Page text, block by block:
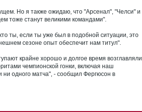
Но я также ожидаю, что "Арсенал", "Челси" и
тоже станут великими командами".
ты, если ты уже был в подобной ситуации, это
сезоне опыт обеспечит нам титул".
крайне хорошо и долгое время возглавляли
чемпионской гонки, включая наш
ни одного матча", - сообщил Фергюсон в